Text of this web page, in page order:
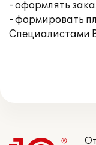
- оформлять
- формировать
Специалистами